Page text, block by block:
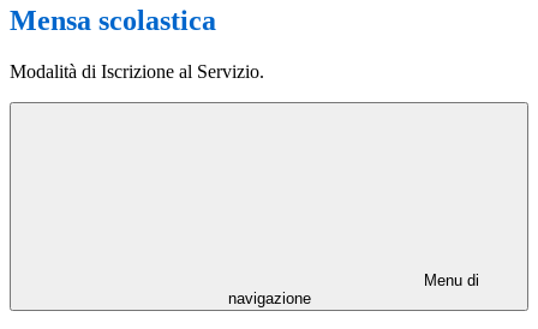
Mensa scolastica
Modalità di Iscrizione al Servizio.
Menu di
navigazione